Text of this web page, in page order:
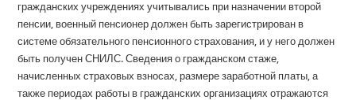
гражданских учреждениях учитывались при назначении второй
пенсии, военный пенсионер должен быть зарегистрирован в
системе обязательного пенсионного страхования, и у него должен
быть получен СНИЛС. Сведения о гражданском стаже,
начисленных страховых взносах, размере заработной платы, а
также периодах работы в гражданских организациях отражаются